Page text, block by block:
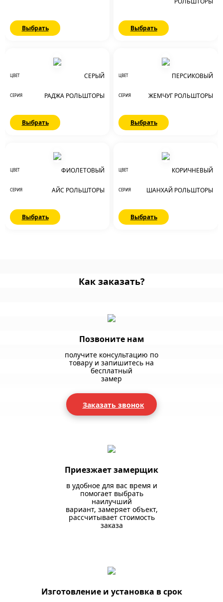
Выбрать Выбрать
ЦВЕТ СЕРЫЙ
СЕРИЯ РАДЖА РОЛЬШТОРЫ
Выбрать
ЦВЕТ ПЕРСИКОВЫЙ
СЕРИЯ ЖЕМЧУГ РОЛЬШТОРЫ
Выбрать
ЦВЕТ ФИОЛЕТОВЫЙ
СЕРИЯ АЙС РОЛЬШТОРЫ
Выбрать
ЦВЕТ КОРИЧНЕВЫЙ
СЕРИЯ ШАНХАЙ РОЛЬШТОРЫ
Выбрать
Как заказать?
Позвоните нам
получите консультацию по
товару и запишитесь на
бесплатный
замер
Заказать звонок
Приезжает замерщик
в удобное для вас время и
помогает выбрать
наилучший
вариант, замеряет объект,
рассчитывает стоимость
заказа
Изготовление и установка в срок